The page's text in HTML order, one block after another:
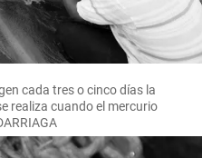
cada tres o cinco días la
realiza cuando el mercurio